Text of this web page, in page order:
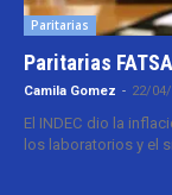
Paritarias
Paritarias
Camila Gomez - 22/
El INDEC dio la
los laboratorios y el